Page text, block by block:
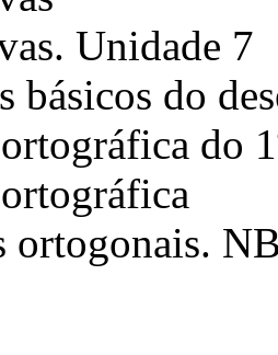
Unidade 7
básicos do
do
ortogonais.